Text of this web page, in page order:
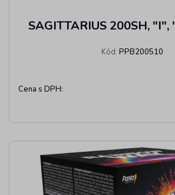
SAGITTARIUS 200SH,
Kód: PPB200510
Cena s DPH: